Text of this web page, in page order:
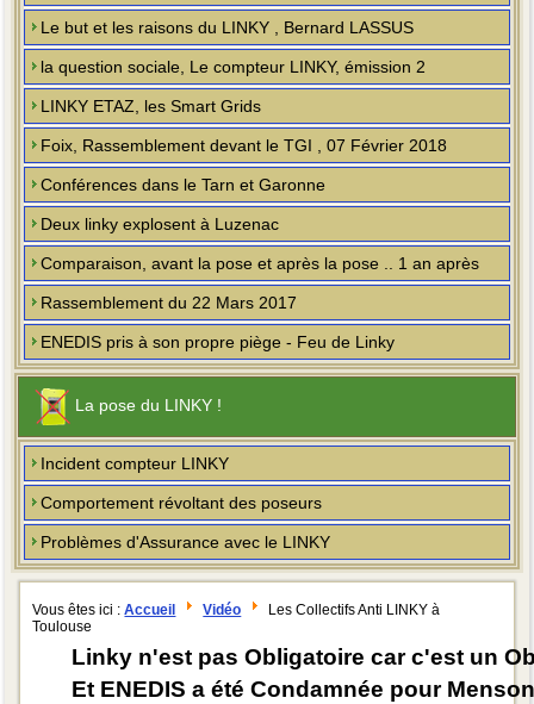
Le but et les raisons du LINKY , Bernard LASSUS
la question sociale, Le compteur LINKY, émission 2
LINKY ETAZ, les Smart Grids
Foix, Rassemblement devant le TGI , 07 Février 2018
Conférences dans le Tarn et Garonne
Deux linky explosent à Luzenac
Comparaison, avant la pose et après la pose .. 1 an après
Rassemblement du 22 Mars 2017
ENEDIS pris à son propre piège - Feu de Linky
La pose du LINKY !
Incident compteur LINKY
Comportement révoltant des poseurs
Problèmes d'Assurance avec le LINKY
Vous êtes ici :Accueil Vidéo
Les Collectifs Anti LINKY à
Toulouse
Linky n'est pas Obligatoire car c'est un
Et ENEDIS a été Condamnée pour